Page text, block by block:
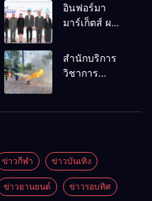
อินฟอร์มา
มาร์เก็ตส์ ผนึก
ธุรกิจท่อง
เที่ยว-บริการ
Thailand
สร้างโอกาส
ธุรกิจครบ
วงจร ด้วยครับ
สำนักบริการ
วิชาการ
ศักยภาพเจ้า
หน้าที่ท้องถิ่น
รับมืออัคคีภัย
ข่าวกีฬา ข่าวบันเทิง
ข่าวยานยนต์ ข่าวรอบทิศ